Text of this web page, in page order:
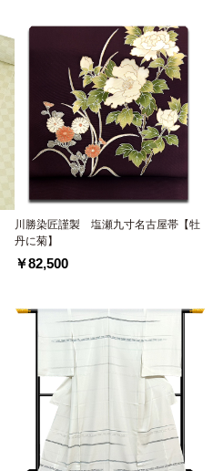
川勝染匠謹製 塩瀬九寸名古屋帯【牡
丹に菊】
￥82,500